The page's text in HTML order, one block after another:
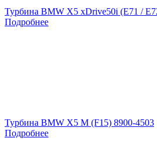
Турбина BMW X5 xDrive50i (E71 /
Подробнее
Турбина BMW X5 M (F15) 8900-4503
Подробнее